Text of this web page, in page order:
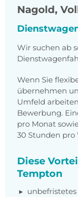
Nagold,
Wir suchen ab
Wenn Sie
übernehmen
Umfeld
Bewerbung.
pro Monat
30 Stunden pro
Diese
Tempton